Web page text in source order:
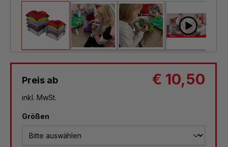
Preis ab € 10,50
inkl. MwSt.
Größen